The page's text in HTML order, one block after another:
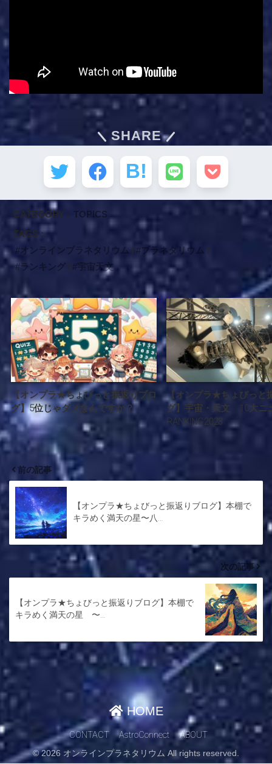
SHARE
CATEGORY : TOPICS
TAGS :
オンラインプラネタリウム
プラネタリウム
ランキング
宇宙天文
【オンプラ★ちょびっと振返りブロ
グ】5位じゃダメなんですか？
【オンプラ★ちょびっと
グ】宇宙・天文 10大ニ
RANKING2023
前の記事
【オンプラ★ちょびっと振返りブログ】本棚で
キラめく満天の星〜八…
次の記事
【オンプラ★ちょびっと振返りブログ】本棚で
キラめく満天の星 〜…
HOME
CONTACT AstroConnect ABOUT
© 2026 オンラインプラネタリウム All rights reserved.